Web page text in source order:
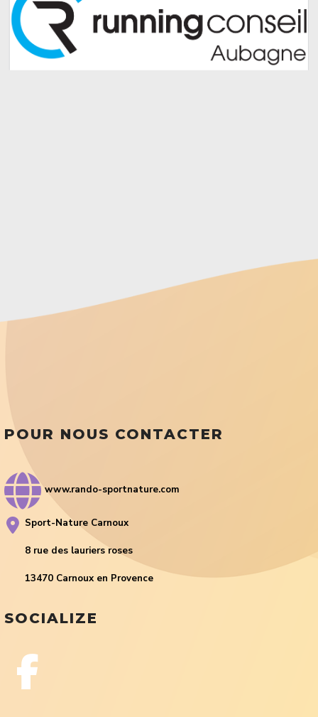
POUR NOUS CONTACTER
www.rando-sportnature.com
Sport-Nature Carnoux
8 rue des lauriers roses
13470 Carnoux en Provence
SOCIALIZE